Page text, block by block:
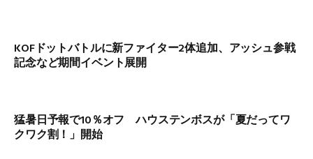
KOFドットバトルに新ファイター2体追加、アッシュ参戦
記念など期間イベント展開
猛暑日予報で10％オフ ハウステンボスが「夏だってワ
クワク割！」開始